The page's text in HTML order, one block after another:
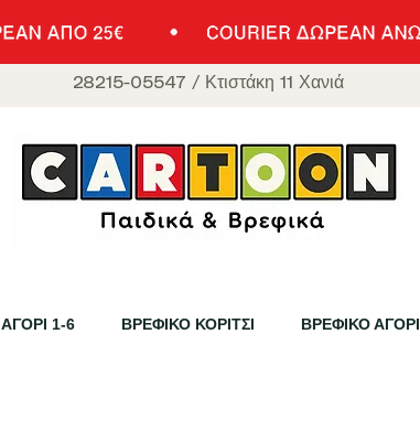
28215-05547 / Κτιστάκη 11 Χανιά
ΑΓΟΡΙ 1-6 ΒΡΕΦΙΚΟ ΚΟΡΙΤΣΙ ΒΡΕΦΙΚΟ ΑΓΟΡΙ